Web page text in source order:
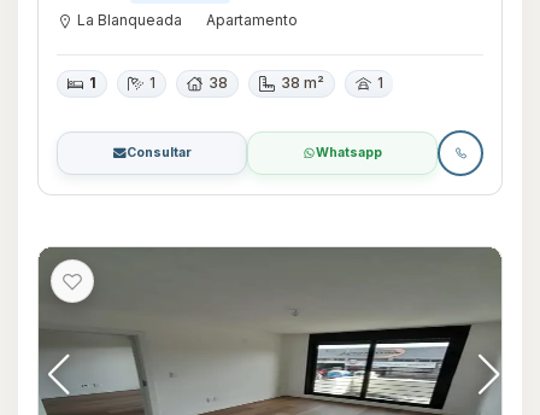
La Blanqueada Apartamento
1 1 38 38 m² 1
Consultar Whatsapp